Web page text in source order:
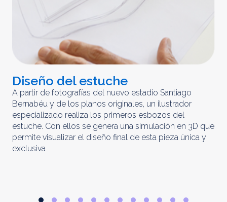
Diseño del estuche
A partir de fotografías del nuevo estadio Santiago
Bernabéu y de los planos originales, un ilustrador
especializado realiza los primeros esbozos del
estuche. Con ellos se genera una simulación en 3D que
permite visualizar el diseño final de esta pieza única y
exclusiva